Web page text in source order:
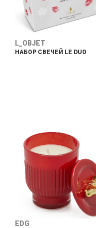
L_OBJET
НАБОР СВЕЧЕЙ LE DUO
EDG